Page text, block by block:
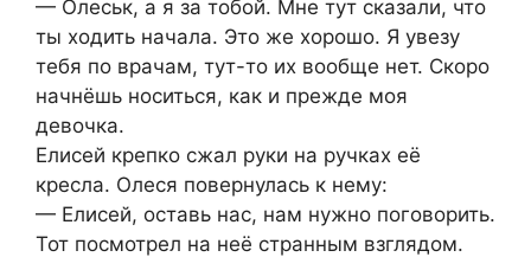
— Олеськ, а я за тобой. Мне тут сказали, что
ты ходить начала. Это же хорошо. Я увезу
тебя по врачам, тут-то их вообще нет. Скоро
начнёшь носиться, как и прежде моя
девочка.
Елисей крепко сжал руки на ручках её
кресла. Олеся повернулась к нему:
— Елисей, оставь нас, нам нужно поговорить.
Тот посмотрел на неё странным взглядом.